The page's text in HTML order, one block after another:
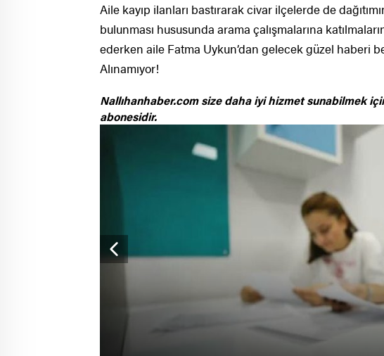
Aile kayıp ilanları bastırarak civar ilçelerde de
bulunması hususunda arama çalışmalarına
ederken aile Fatma Uykun’dan gelecek güzel haberi
Alınamıyor!
Nallıhanhaber.com size daha iyi hizmet sunabilmek
abonesidir.